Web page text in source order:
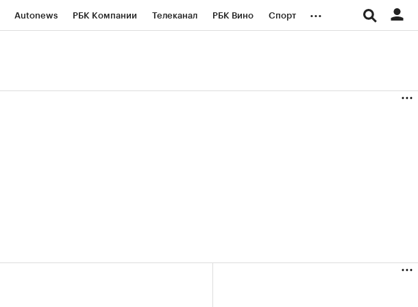
Autonews РБК Компании Телеканал РБК Вино Спорт ...